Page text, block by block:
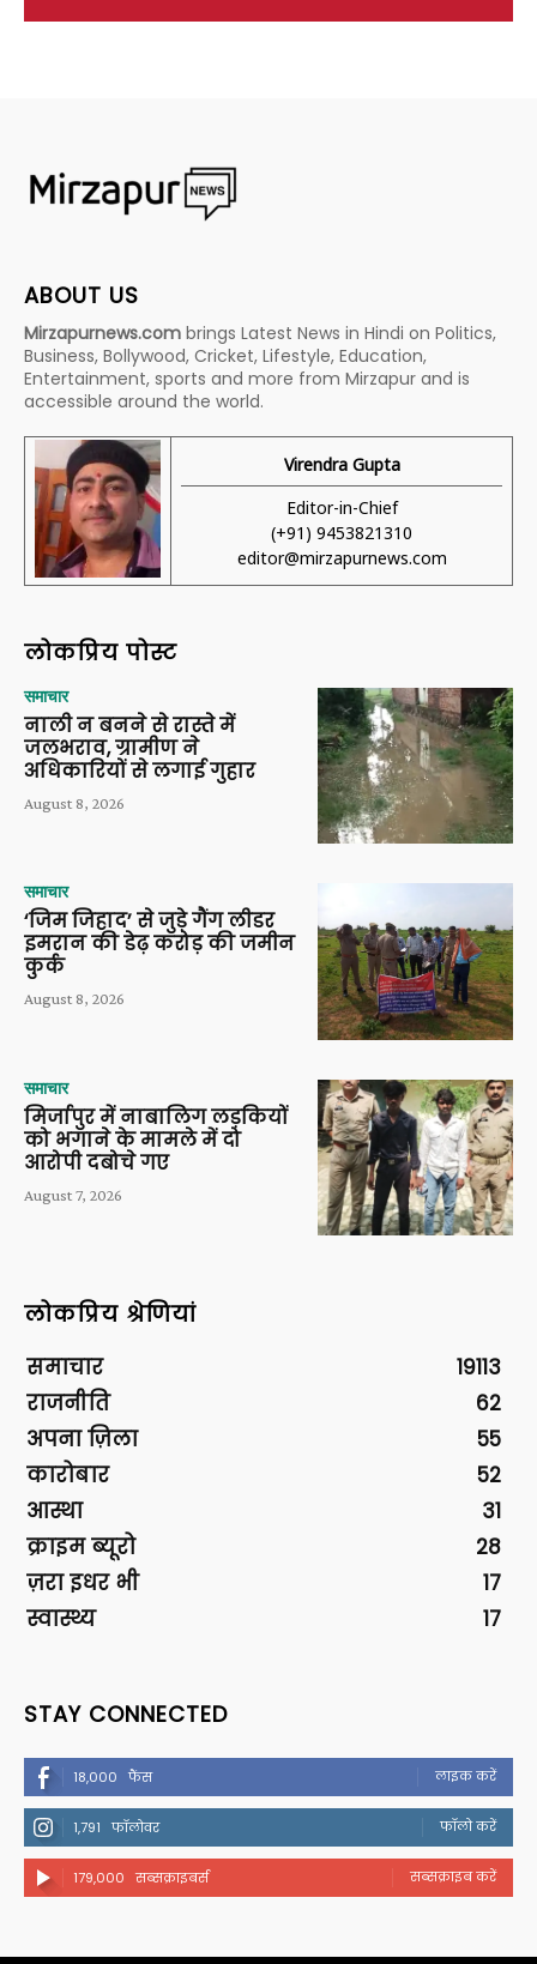
ABOUT US
Mirzapurnews.com brings Latest News in Hindi on Politics,
Business, Bollywood, Cricket, Lifestyle, Education,
Entertainment, sports and more from Mirzapur and is
accessible around the world.
Virendra Gupta
Editor-in-Chief
(+91) 9453821310
editor@mirzapurnews.com
लोकप्रिय पोस्ट
समाचार
नाली न बनने से रास्ते में
जलभराव, ग्रामीण ने
अधिकारियों से लगाई गुहार
August 8, 2026
समाचार
‘जिम जिहाद’ से जुड़े गैंग लीडर
इमरान की डेढ़ करोड़ की जमीन
कुर्क
August 8, 2026
समाचार
मिर्जापुर में नाबालिग लड़कियों
को भगाने के मामले में दो
आरोपी दबोचे गए
August 7, 2026
लोकप्रिय श्रेणियां
समाचार
19113
राजनीति
62
अपना ज़िला
55
कारोबार
52
आस्था
31
क्राइम ब्यूरो
28
ज़रा इधर भी
17
स्वास्थ्य
17
STAY CONNECTED
18,000 फैंस लाइक करें
1,791 फॉलोवर फॉलो करें
179,000 सब्सक्राइबर्स सब्सक्राइब करें